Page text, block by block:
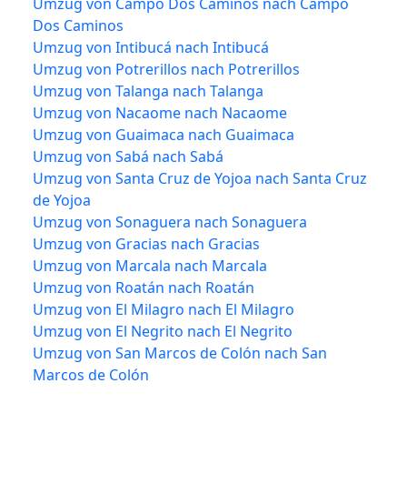
Dos Caminos
Umzug von Intibucá nach Intibucá
Umzug von Potrerillos nach Potrerillos
Umzug von Talanga nach Talanga
Umzug von Nacaome nach Nacaome
Umzug von Guaimaca nach Guaimaca
Umzug von Sabá nach Sabá
Umzug von Santa Cruz de Yojoa nach Santa Cruz
de Yojoa
Umzug von Sonaguera nach Sonaguera
Umzug von Gracias nach Gracias
Umzug von Marcala nach Marcala
Umzug von Roatán nach Roatán
Umzug von El Milagro nach El Milagro
Umzug von El Negrito nach El Negrito
Umzug von San Marcos de Colón nach San
Marcos de Colón